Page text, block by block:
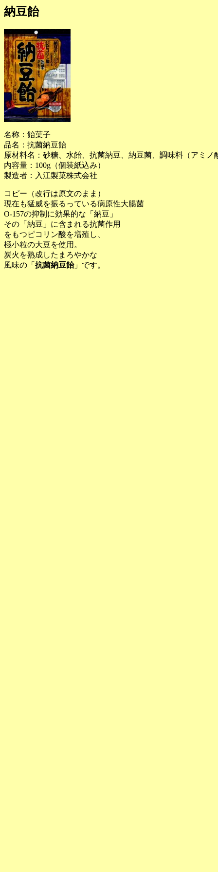
納豆飴
名称：飴菓子
品名：抗菌納豆飴
原材料名：砂糖、水飴、抗菌納豆、納豆菌、調味料（アミノ
内容量：100g（個装紙込み）
製造者：入江製菓株式会社
コピー（改行は原文のまま）
現在も猛威を振るっている病原性大腸菌
O-157の抑制に効果的な「納豆」
その「納豆」に含まれる抗菌作用
をもつピコリン酸を増殖し、
極小粒の大豆を使用。
炭火を熟成したまろやかな
風味の「 抗菌納豆飴」です。